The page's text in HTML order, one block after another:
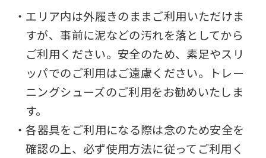
・エリア内は外履きのままご利用いただけま
すが、事前に泥などの汚れを落としてから
ご利用ください。安全のため、素足やスリ
ッパでのご利用はご遠慮ください。トレー
ニングシューズのご利用をお勧めいたしま
す。
・各器具をご利用になる際は念のため安全を
確認の上、必ず使用方法に従ってご利用く
it
may
not
be
an
translation.
The